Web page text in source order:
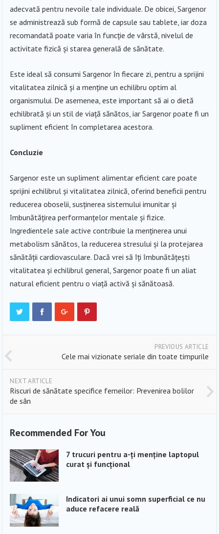
adecvată pentru nevoile tale individuale. De obicei, Sargenor
se administrează sub formă de capsule sau tablete, iar doza
recomandată poate varia în funcție de vârstă, nivelul de
activitate fizică și starea generală de sănătate.
Este ideal să consumi Sargenor în fiecare zi, pentru a sprijini
vitalitatea zilnică și a menține un echilibru optim al
organismului. De asemenea, este important să ai o dietă
echilibrată și un stil de viață sănătos, iar Sargenor poate fi un
supliment eficient în completarea acestora.
Concluzie
Sargenor este un supliment alimentar eficient care poate
sprijini echilibrul și vitalitatea zilnică, oferind beneficii pentru
reducerea oboselii, susținerea sistemului imunitar și
îmbunătățirea performanțelor mentale și fizice.
Ingredientele sale active contribuie la menținerea unui
metabolism sănătos, la reducerea stresului și la protejarea
sănătății cardiovasculare. Dacă vrei să îți îmbunătățești
vitalitatea și echilibrul general, Sargenor poate fi un aliat
natural eficient pentru o viață activă și sănătoasă.
PREVIOUS ARTICLE
Cele mai vizionate seriale din toate timpurile
NEXT ARTICLE
Riscuri de sănătate specifice femeilor: Prevenirea bolilor
de sân
Recommended For You
7 trucuri pentru a-ți menține laptopul
curat și funcțional
Indicatori ai unui somn superficial ce nu
aduce refacere reală